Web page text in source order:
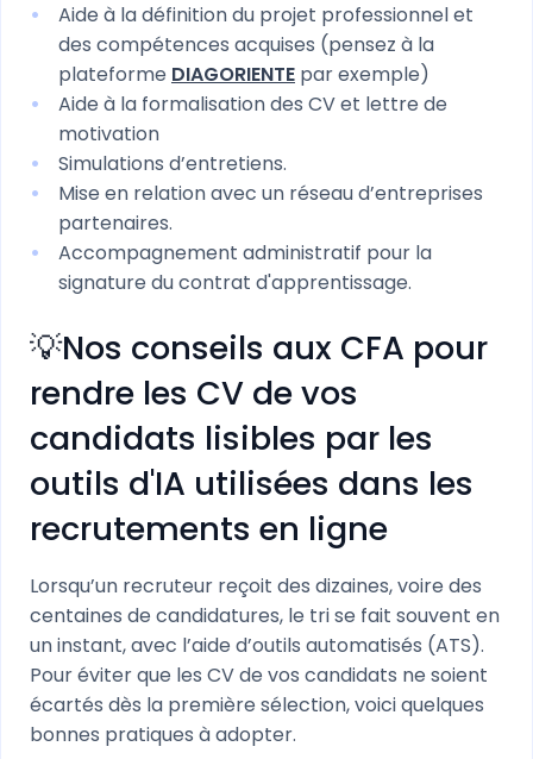
Aide à la définition du projet professionnel et
des compétences acquises (pensez à la
plateforme DIAGORIENTE par exemple)
Aide à la formalisation des CV et lettre de
motivation
Simulations d’entretiens.
Mise en relation avec un réseau d’entreprises
partenaires.
Accompagnement administratif pour la
signature du contrat d'apprentissage.
💡Nos conseils aux CFA pour
rendre les CV de vos
candidats lisibles par les
outils d'IA utilisées dans les
recrutements en ligne
Lorsqu’un recruteur reçoit des dizaines, voire des
centaines de candidatures, le tri se fait souvent en
un instant, avec l’aide d’outils automatisés (ATS).
Pour éviter que les CV de vos candidats ne soient
écartés dès la première sélection, voici quelques
bonnes pratiques à adopter.